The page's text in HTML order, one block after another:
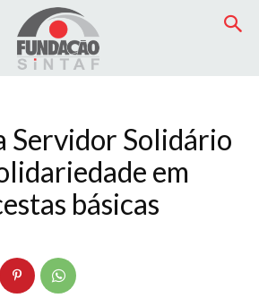
Servidor Solidário
em
básicas